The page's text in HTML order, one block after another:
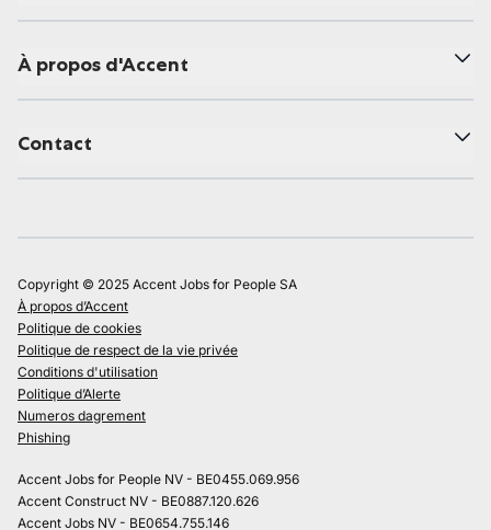
À propos d'Accent
Contact
Copyright © 2025 Accent Jobs for People SA
À propos d’Accent
Politique de cookies
Politique de respect de la vie privée
Conditions d'utilisation
Politique d’Alerte
Numeros dagrement
Phishing
Accent Jobs for People NV - BE0455.069.956
Accent Construct NV - BE0887.120.626
Accent Jobs NV - BE0654.755.146